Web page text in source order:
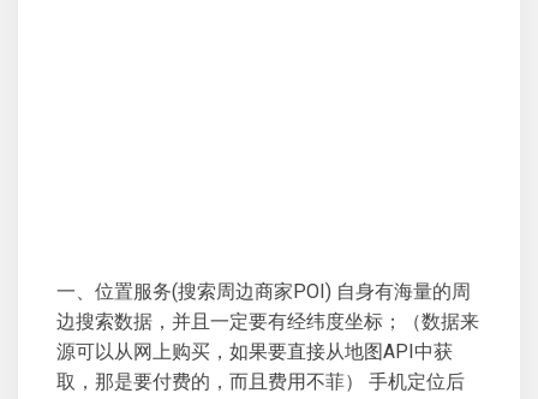
一、位置服务(搜索周边商家POI) 自身有海量的周
边搜索数据，并且一定要有经纬度坐标；（数据来
源可以从网上购买，如果要直接从地图API中获
取，那是要付费的，而且费用不菲） 手机定位后